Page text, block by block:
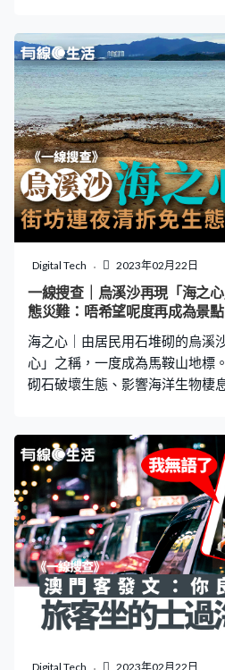
成，而工程團隊得知事故後，已
措施。 黑色噴泉影片瘋傳 近日，
「大埔TAI PO」一段影片，並問
呢？」。片中所見，本港一個地
水湧出，水勢時大時小，像噴泉
澳門旅客坐的士過海 表明想行
嘆：你良心不痛嗎？車Cam片
衝紅燈 被私家車收掣不及撞倒
客港珠澳橋去機場 遭同行鬧爆
擊者：個海爆喉啊？ 片中同時有
男子緊張連問：「咩料啊？個海
海爆喉喎！」另一端的男子則回
睇緊睇緊！」男子再問：「係咪
泉「表演結束」，海面回復平靜
Digital Tech 2023年02月22日
一線搜查｜烏溪沙再現「海之
態災難：唔希望呢度再成為景點
海之心｜由居民用石堆砌的烏溪
心」之稱，一度成為馬鞍山地標
砌石破壞生態、影響海洋生物棲
別接受《有線生活》訪問，提到
多熱門文章 入台證網上申請教
件 台灣自由行必知｜附網站連結
意外 青年突衝紅燈 被私家車
揀客 拒載旅客港珠澳橋去機場
唔開就走！ 街坊目睹中年漢砌心
溪沙石灘海岸關注組」發文，指
個用石頭堆砌的心形石，惟當時
時阻止，因此只拍下數張照片。
成員得悉後，隨即前往沙灘了解
Digital Tech 2023年02月22日